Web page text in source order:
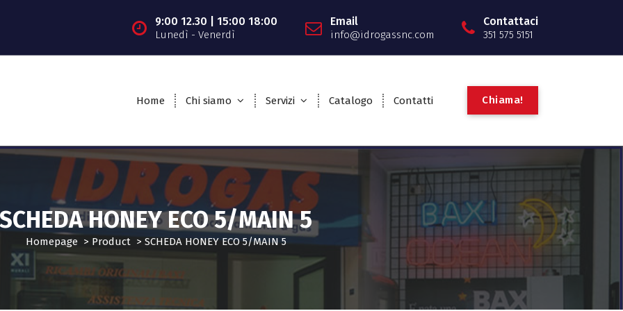
9:00 12.30 | 15:00 18:00
Lunedì - Venerdì
Email
info@idrogassnc.com
Contattaci
351 575 5151
Home Chi siamo Servizi Catalogo Contatti Chiama!
SCHEDA HONEY ECO 5/MAIN 5
Homepage> Product> SCHEDA HONEY ECO 5/MAIN 5